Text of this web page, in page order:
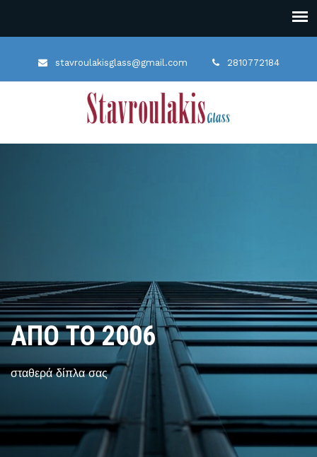
stavroulakisglass@gmail.com 2810772184
ΑΠΟ ΤΟ 2006
σταθερά δίπλα σας